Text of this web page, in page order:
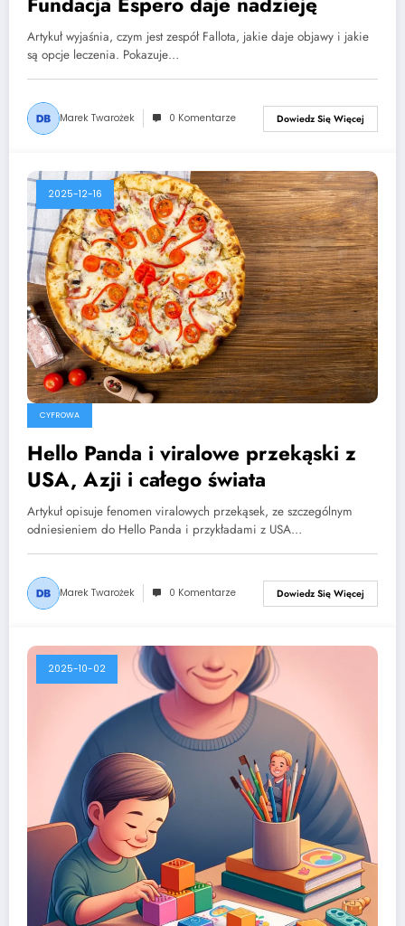
Artykuł wyjaśnia, czym jest zespół Fallota, jakie daje objawy i jakie
są opcje leczenia. Pokazuje…
Marek Twarożek 0 Komentarze Dowiedz Się Więcej
2025-12-16
CYFROWA
Hello Panda i viralowe przekąski z
USA, Azji i całego świata
Artykuł opisuje fenomen viralowych przekąsek, ze szczególnym
odniesieniem do Hello Panda i przykładami z USA…
Marek Twarożek 0 Komentarze Dowiedz Się Więcej
2025-10-02